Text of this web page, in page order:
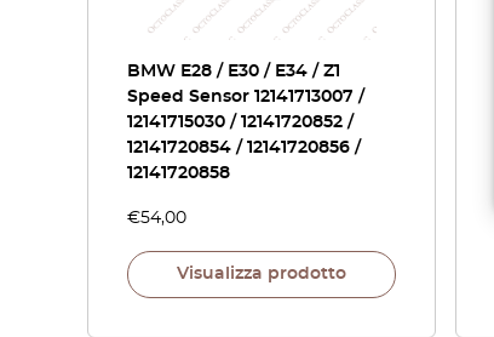
BMW E28 / E30 / E34 / Z1
Speed Sensor 12141713007 /
12141715030 / 12141720852 /
12141720854 / 12141720856 /
12141720858
€54,00
Visualizza prodotto